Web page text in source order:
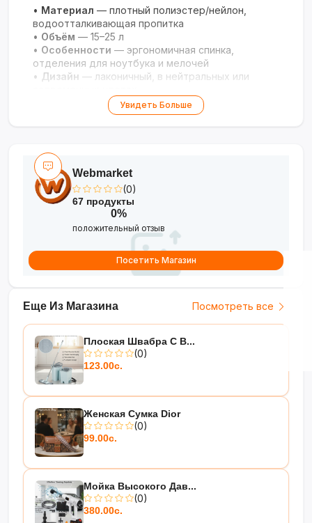
• Материал — плотный полиэстер/нейлон,
водоотталкивающая пропитка
• Объём — 15–25 л
• Особенности — эргономичная спинка,
отделения для ноутбука и мелочей
• Дизайн — лаконичный, в нейтральных или
Стиль, комфорт и функциональность для
Увидеть Больше
Еще Из Магазина Посмотреть все
Плоская Швабра С В...
(0)
123.00с.
Женская Сумка Dior
(0)
99.00с.
Мойка Высокого Дав...
(0)
380.00с.
Webmarket
(0)
67 продукты
0%
положительный отзыв
Посетить Магазин